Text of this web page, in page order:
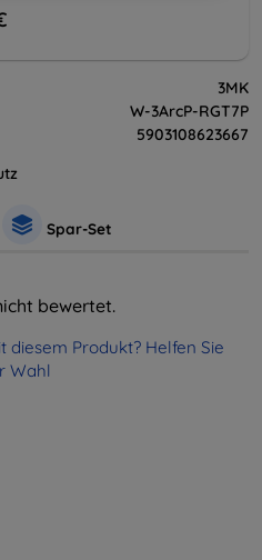
3MK
W-3ArcP-RGT7P
5903108623667
Spar-Set
bewertet.
diesem Produkt? Helfen Sie
Wahl